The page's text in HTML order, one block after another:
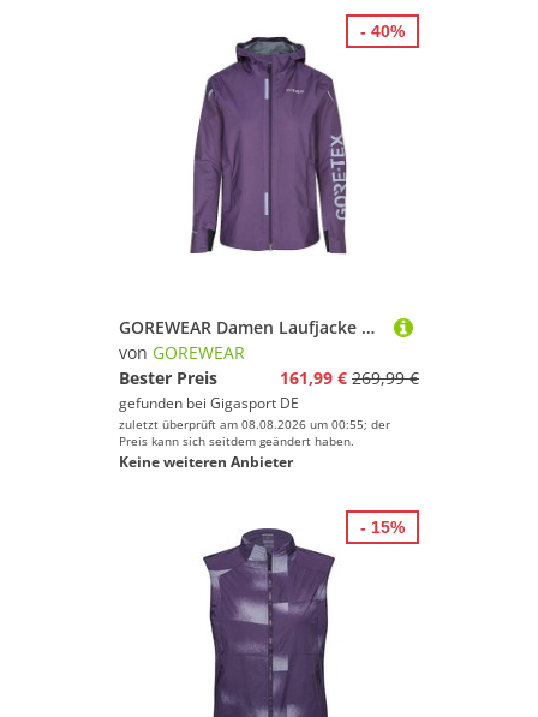
GOREWEAR Damen Laufjacke Concurve GTX lila | L
von GOREWEAR
Bester Preis
161,99 € 269,99 €
gefunden bei Gigasport DE
zuletzt überprüft am 08.08.2026 um 00:55; der
Preis kann sich seitdem geändert haben.
Keine weiteren Anbieter
- 40%
- 15%